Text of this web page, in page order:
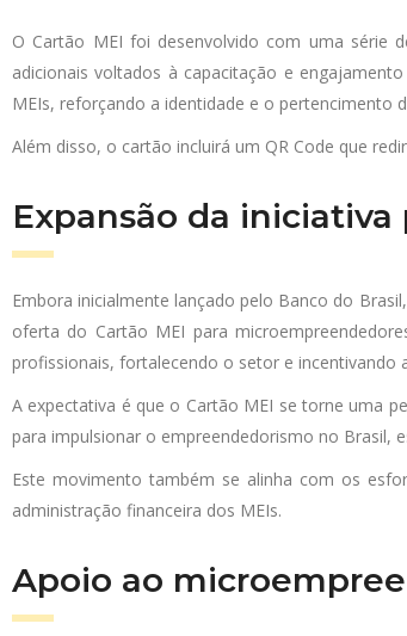
O Cartão MEI foi desenvolvido com uma série
adicionais voltados à capacitação e
MEIs, reforçando a identidade e o pertencimento
Além disso, o cartão incluirá um QR Code que
Expansão da
Embora inicialmente lançado pelo Banco do
oferta do Cartão MEI para
profissionais, fortalecendo o setor e incentivando
A expectativa é que o Cartão MEI se torne uma
para impulsionar o empreendedorismo no Brasil,
Este movimento também se alinha com os
administração financeira dos MEIs.
Apoio ao